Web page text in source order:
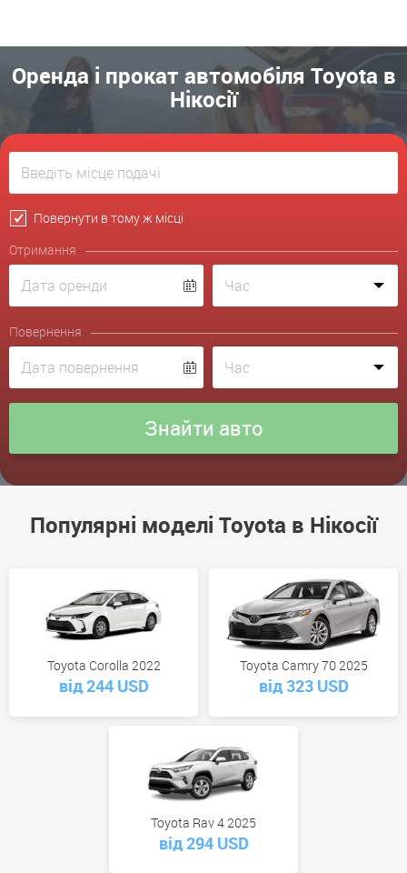
Оренда і прокат автомобіля Toyota в
Нікосії
Повернути в тому ж місці
Отримання
Повернення
Популярні моделі Toyota в Нікосії
Toyota Corolla 2022
від 244 USD
Toyota Camry 70 2025
від 323 USD
Toyota Rav 4 2025
від 294 USD